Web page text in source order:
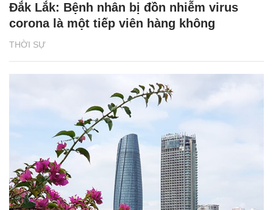
THỜI SỰ
Đắk Lắk: Bệnh nhân bị đồn nhiễm virus
corona là một tiếp viên hàng không